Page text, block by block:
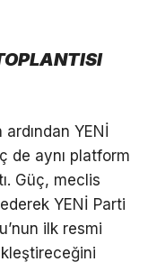
ardından YENİ
de aynı platform
Güç, meclis
YENİ Parti
ilk resmi